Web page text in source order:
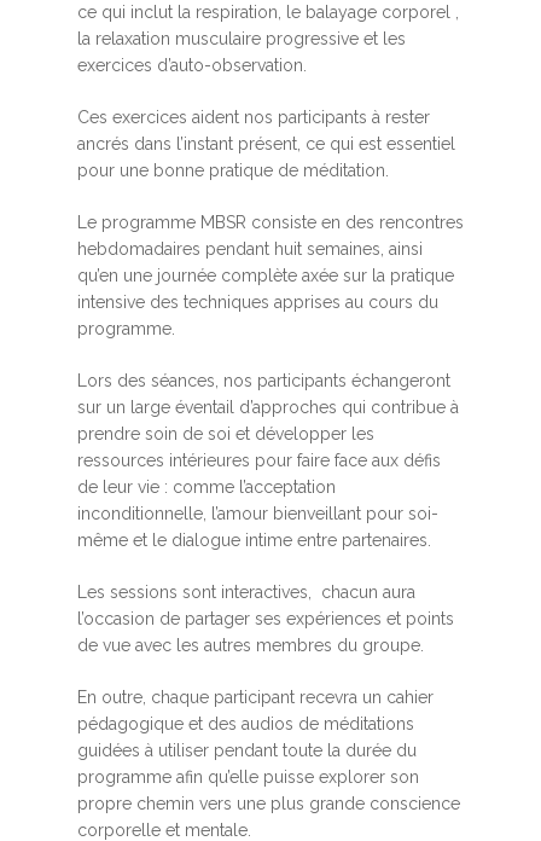
ce qui inclut la respiration, le balayage corporel ,
la relaxation musculaire progressive et les
exercices d’auto-observation.
Ces exercices aident nos participants à rester
ancrés dans l’instant présent, ce qui est essentiel
pour une bonne pratique de méditation.
Le programme MBSR consiste en des rencontres
hebdomadaires pendant huit semaines, ainsi
qu’en une journée complète axée sur la pratique
intensive des techniques apprises au cours du
programme.
Lors des séances, nos participants échangeront
sur un large éventail d’approches qui contribue à
prendre soin de soi et développer les
ressources intérieures pour faire face aux défis
de leur vie : comme l’acceptation
inconditionnelle, l’amour bienveillant pour soi-
même et le dialogue intime entre partenaires.
Les sessions sont interactives, chacun aura
l’occasion de partager ses expériences et points
de vue avec les autres membres du groupe.
En outre, chaque participant recevra un cahier
pédagogique et des audios de méditations
guidées à utiliser pendant toute la durée du
programme afin qu’elle puisse explorer son
propre chemin vers une plus grande conscience
corporelle et mentale.